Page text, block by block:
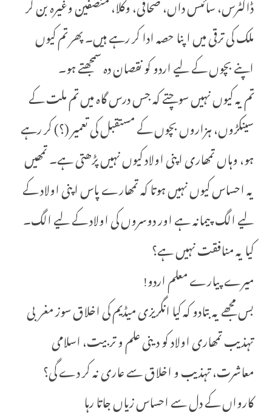
ملک کی ترقی میں اپنا حصہ ادا کر رہے ہیں۔ پھر تم کیوں
اپنے بچوں کے لیے اردو کو نقصان دہ سمجھتے ہو۔
تم یہ کیوں نہیں سوچتے کہ جس درس گاہ میں تم ملت کے
سینکڑوں، ہزاروں بچوں کے مستقبل کی تعمیر (؟) کر رہے
ہو، وہاں تمھاری اپنی اولاد کیوں نہیں پڑھتی ہے۔ تمھیں
یہ احساس کیوں نہیں ہوتا کہ تمھارے پاس اپنی اولاد کے
لیے الگ پیمانہ ہے اور دوسروں کی اولاد کے لیے الگ۔
کیا یہ منافقت نہیں ہے؟
میرے پیارے معلم اردو!
بس مجھے یہ بتادو کہ کیا انگریزی میڈیم کی اخلاق سوز مغربی
تہذیب تمھاری اولاد کو دینی علم و تربیت، اسلامی
معاشرت، تہذیب و اخلاق سے عاری نہ کر دے گی؟
کارواں کے دل سے احساس زیاں جاتا رہا